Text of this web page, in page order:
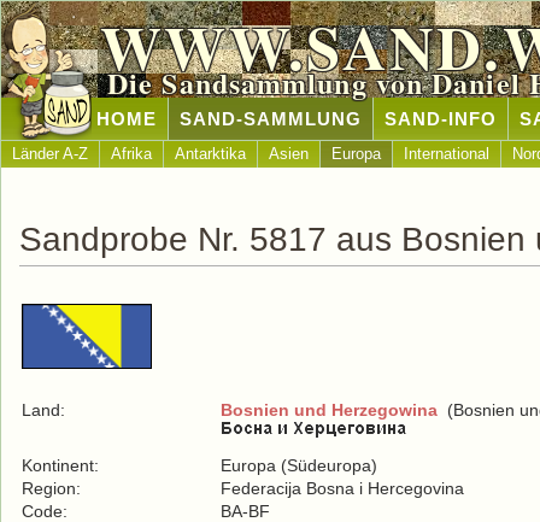
Die Sandsammlung von Daniel
HOME SAND-SAMMLUNG SAND-INFO
Länder A-Z Afrika Antarktika Asien Europa International
Sandprobe Nr. 5817 aus Bosnien
Land: Bosnien und Herzegowina (Bosnien
Kontinent:
Europa (Südeuropa)
Region:
Federacija Bosna i Hercegovina
Code:
BA-BF